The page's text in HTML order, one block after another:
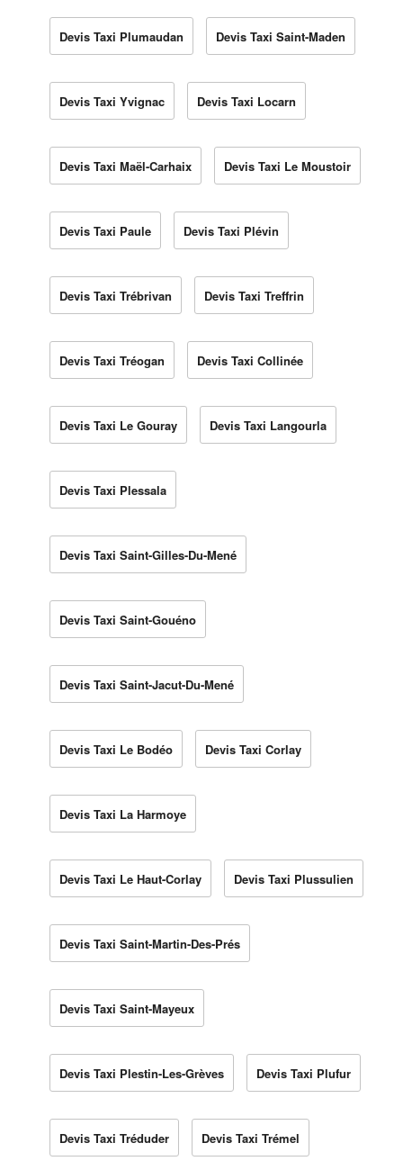
Devis Taxi Plumaudan Devis Taxi Saint-Maden
Devis Taxi Yvignac Devis Taxi Locarn
Devis Taxi Maël-Carhaix Devis Taxi Le Moustoir
Devis Taxi Paule Devis Taxi Plévin
Devis Taxi Trébrivan Devis Taxi Treffrin
Devis Taxi Tréogan Devis Taxi Collinée
Devis Taxi Le Gouray Devis Taxi Langourla
Devis Taxi Plessala
Devis Taxi Saint-Gilles-Du-Mené
Devis Taxi Saint-Gouéno
Devis Taxi Saint-Jacut-Du-Mené
Devis Taxi Le Bodéo Devis Taxi Corlay
Devis Taxi La Harmoye
Devis Taxi Le Haut-Corlay Devis Taxi Plussulien
Devis Taxi Saint-Martin-Des-Prés
Devis Taxi Saint-Mayeux
Devis Taxi Plestin-Les-Grèves Devis Taxi Plufur
Devis Taxi Tréduder Devis Taxi Trémel